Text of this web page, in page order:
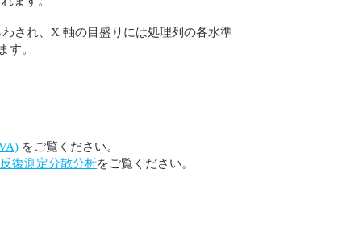
され、X 軸の目盛りには処理列の各水準
す。
をご覧ください。
復測定分散分析をご覧ください。